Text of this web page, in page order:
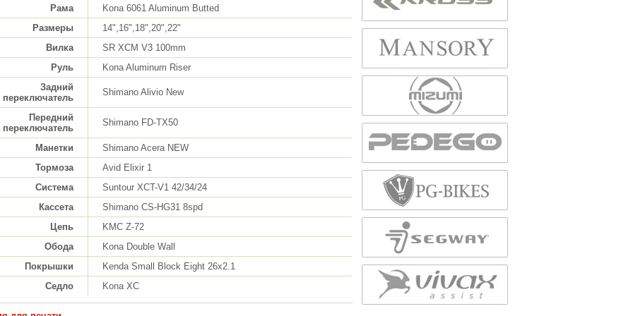
Рама
Kona 6061 Aluminum Butted
Размеры
14",16",18",20",22"
Вилка
SR XCM V3 100mm
Руль
Kona Aluminum Riser
Задний
переключатель
Shimano Alivio New
Передний
переключатель
Shimano FD-TX50
Манетки
Shimano Acera NEW
Тормоза
Avid Elixir 1
Система
Suntour XCT-V1 42/34/24
Кассета
Shimano CS-HG31 8spd
Цепь
KMC Z-72
Обода
Kona Double Wall
Покрышки
Kenda Small Block Eight 26x2.1
Седло
Kona XC